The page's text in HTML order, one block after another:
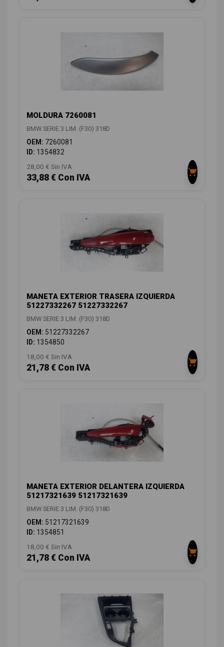
MOLDURA 7260081
BMW SERIE 3 LIM. (F30) 318D
OEM: 7260081
ID: 1354832
28,00 € Sin IVA
33,88 € Con IVA
MANETA EXTERIOR TRASERA IZQUIERDA
51227332267 51227332267
BMW SERIE 3 LIM. (F30) 318D
OEM: 51227332267
ID: 1354850
18,00 € Sin IVA
21,78 € Con IVA
MANETA EXTERIOR DELANTERA IZQUIERDA
51217321639 51217321639
BMW SERIE 3 LIM. (F30) 318D
OEM: 51217321639
ID: 1354851
18,00 € Sin IVA
21,78 € Con IVA